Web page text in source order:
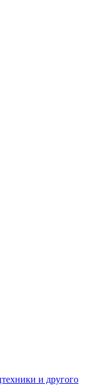
и другого